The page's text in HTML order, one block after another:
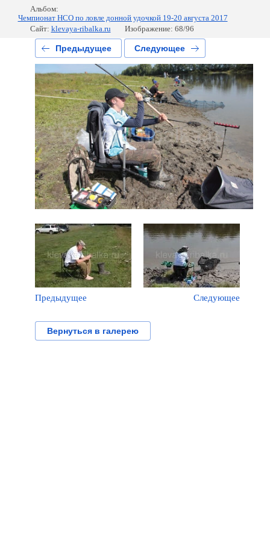
Альбом:
Чемпионат НСО по ловле донной удочкой 19-20 августа 2017
Сайт: klevaya-ribalka.ru Изображение: 68/96
Предыдущее Следующее
Предыдущее Следующее
Вернуться в галерею